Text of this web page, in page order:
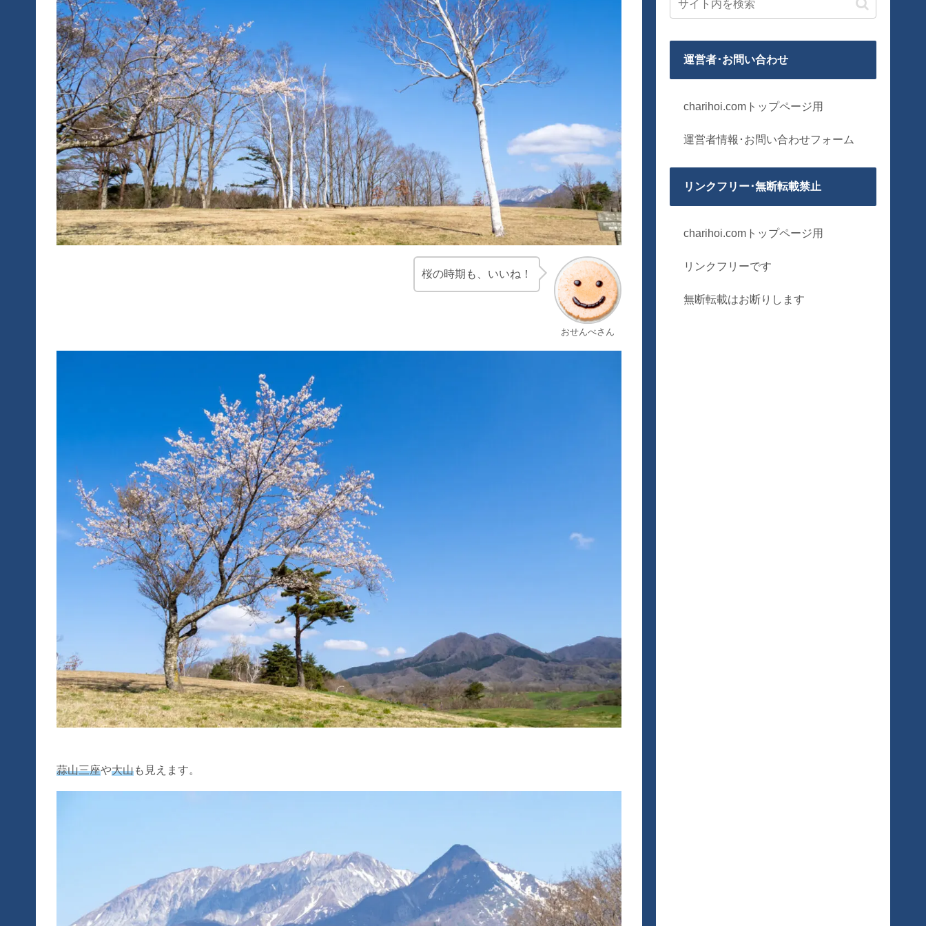
おせんべさん
桜の時期も、いいね！
蒜山三座や大山も見えます。
運営者･お問い合わせ
charihoi.comトップページ用
運営者情報･お問い合わせフォーム
リンクフリー･無断転載禁止
charihoi.comトップページ用
リンクフリーです
無断転載はお断りします